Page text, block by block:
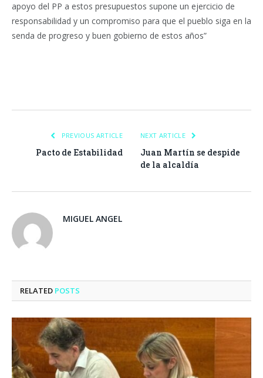
apoyo del PP a estos presupuestos supone un ejercicio de
responsabilidad y un compromiso para que el pueblo siga en la
senda de progreso y buen gobierno de estos años”
PREVIOUS ARTICLE
Pacto de Estabilidad
NEXT ARTICLE
Juan Martín se despide
de la alcaldía
MIGUEL ANGEL
RELATED POSTS